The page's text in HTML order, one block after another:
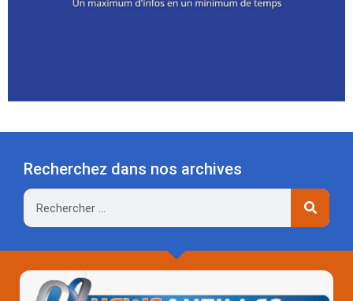
Recherchez dans nos archives
Rechercher